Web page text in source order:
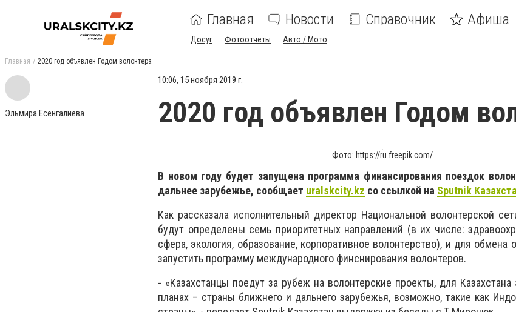
Главная Новости Справочник Афиша
Досуг Фотоотчеты Авто / Мото
Главная 2020 год объявлен Годом волонтера
Эльмира Есенгалиева
10:06, 15 ноября 2019 г.
2020 год объявлен Годом
Фото: https://ru.freepik.com/
В новом году будет запущена программа финансирования поездок
дальнее зарубежье, сообщает uralskcity.kz со ссылкой на Sputnik
Как рассказала исполнительный директор Национальной волонтерской
будут определены семь приоритетных направлений (в их числе:
сфера, экология, образование, корпоративное волонтерство), и для обмена
запустить программу международного финснирования волонтеров.
- «Казахстанцы поедут за рубеж на волонтерские проекты, для
планах – страны ближнего и дальнего зарубежья, возможно, такие как